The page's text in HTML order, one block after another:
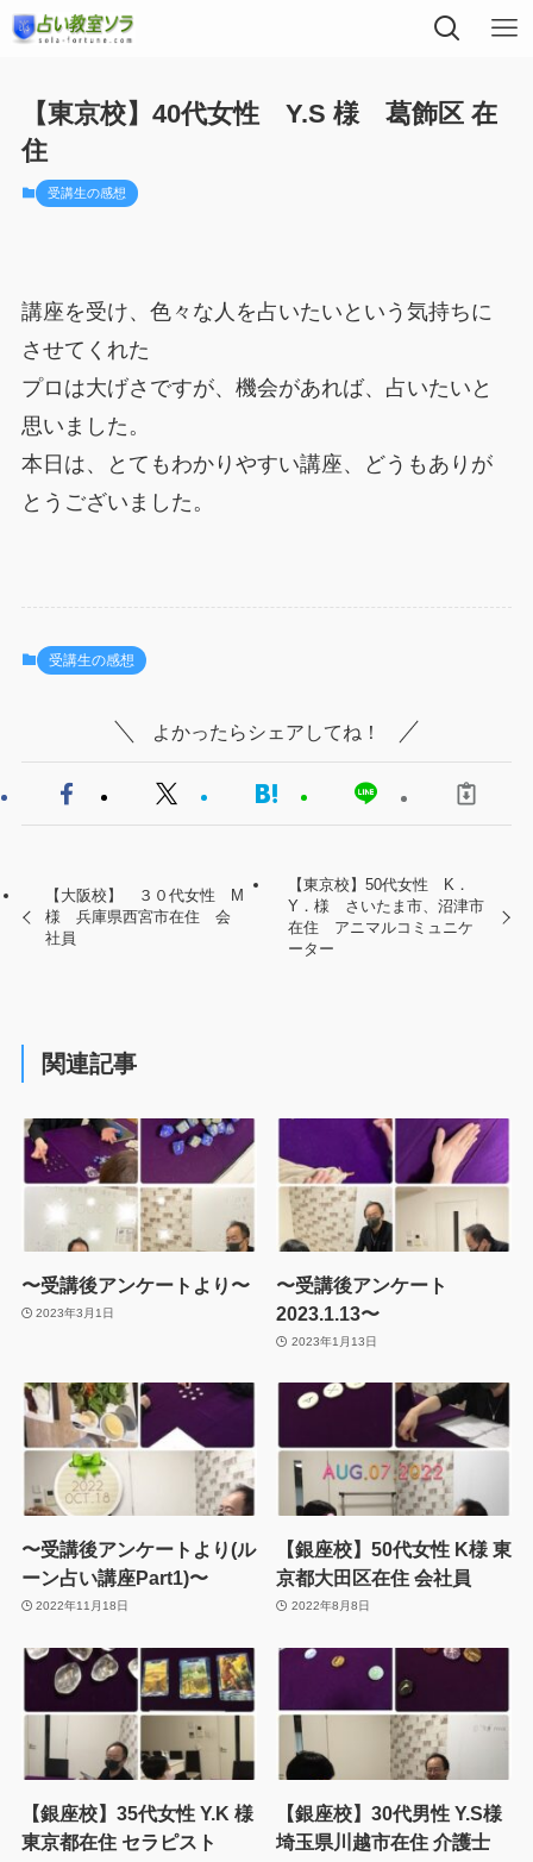
【東京校】40代女性 Y.S 様 葛飾区 在
住
受講生の感想
講座を受け、色々な人を占いたいという気持ちに
させてくれた
プロは大げさですが、機会があれば、占いたいと
思いました。
本日は、とてもわかりやすい講座、どうもありが
とうございました。
受講生の感想
よかったらシェアしてね！
【大阪校】 ３０代女性 M
様 兵庫県西宮市在住 会
社員
【東京校】50代女性 K．
Y．様 さいたま市、沼津市
在住 アニマルコミュニケ
ーター
関連記事
〜受講後アンケートより〜
2023年3月1日
〜受講後アンケート
2023.1.13〜
2023年1月13日
〜受講後アンケートより(ル
ーン占い講座Part1)〜
2022年11月18日
【銀座校】50代女性 K様 東
京都大田区在住 会社員
2022年8月8日
【銀座校】35代女性 Y.K 様
東京都在住 セラピスト
【銀座校】30代男性 Y.S様
埼玉県川越市在住 介護士